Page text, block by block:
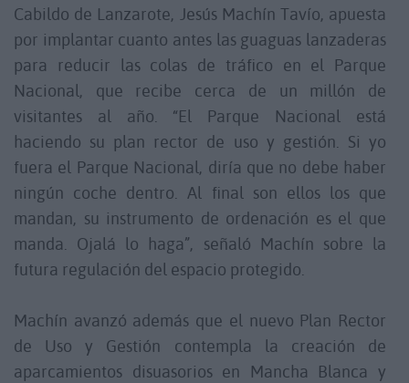
Cabildo de Lanzarote, Jesús Machín Tavío, apuesta
por implantar cuanto antes las guaguas lanzaderas
para reducir las colas de tráfico en el Parque
Nacional, que recibe cerca de un millón de
visitantes al año. “El Parque Nacional está
haciendo su plan rector de uso y gestión. Si yo
fuera el Parque Nacional, diría que no debe haber
ningún coche dentro. Al final son ellos los que
mandan, su instrumento de ordenación es el que
manda. Ojalá lo haga”, señaló Machín sobre la
futura regulación del espacio protegido.
Machín avanzó además que el nuevo Plan Rector
de Uso y Gestión contempla la creación de
aparcamientos disuasorios en Mancha Blanca y